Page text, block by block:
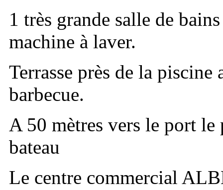
1 très grande salle de
machine à laver.
Terrasse près de la piscine
barbecue.
A 50 mètres vers le port le
bateau
Le centre commercial